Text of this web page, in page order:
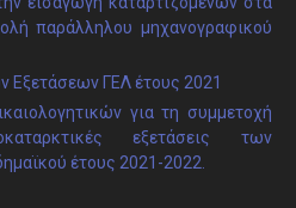
παράλληλου μηχανογραφικού
Εξετάσεων ΓΕΛ έτους 2021
για τη συμμετοχή
εξετάσεις των
έτους 2021-2022.